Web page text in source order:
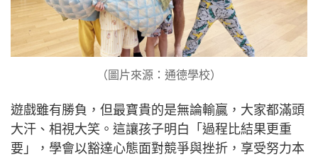
（圖片來源：通德學校）
遊戲雖有勝負，但最寶貴的是無論輸贏，大家都滿頭
大汗、相視大笑。這讓孩子明白「過程比結果更重
要」，學會以豁達心態面對競爭與挫折，享受努力本